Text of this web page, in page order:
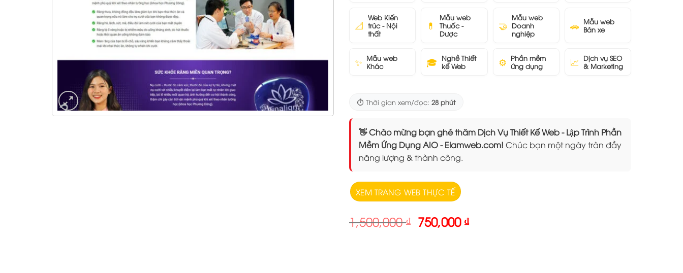
📐
Web Kiến
trúc - Nội
thất
💊
Mẫu web
Thuốc -
Dược
🤝
Mẫu web
Doanh
nghiệp
🚗 Mẫu web
Bán xe
✨ Mẫu web
Khác
🎓 Nghề Thiết
kế Web
⚙️ Phần mềm
ứng dụng
📈
Dịch vụ SEO
& Marketing
⏱️ Thời gian xem/đọc: 28 phút
👋 Chào mừng bạn ghé thăm Dịch Vụ Thiết Kế Web - Lập Trình Phần
Mềm Ứng Dụng AIO - Elamweb.com! Chúc bạn một ngày tràn đầy
năng lượng & thành công.
XEM TRANG WEB THỰC TẾ
1,500,000₫ Giá
gốc
750,000₫Giá